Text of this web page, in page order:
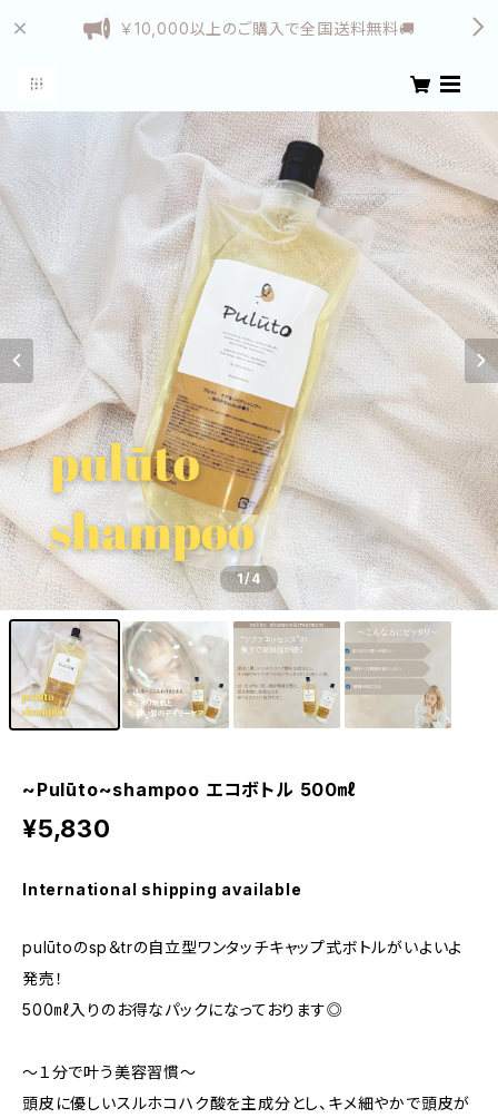
￥10,000以上のご購入で全国送料無料🚚
1/4
~Pulūto~shampoo エコボトル 500㎖
¥5,830
International shipping available
pulūtoのsp＆trの自立型ワンタッチキャップ式ボトルがいよいよ
発売！
500㎖入りのお得なパックになっております◎
～１分で叶う美容習慣～
頭皮に優しいスルホコハク酸を主成分とし、キメ細やかで頭皮が